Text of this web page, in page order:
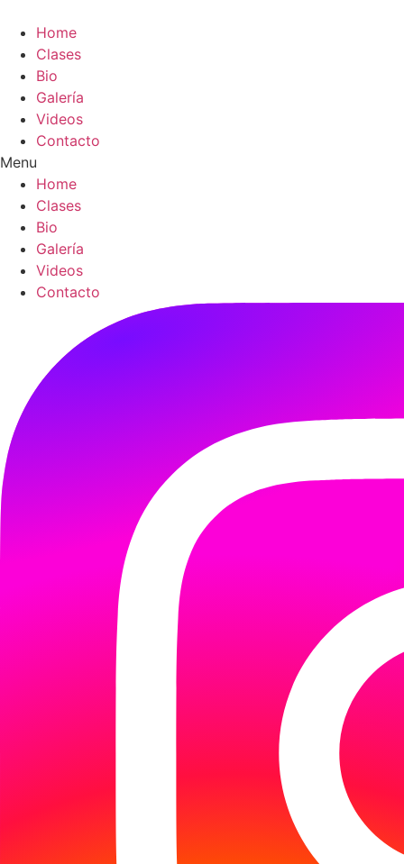
content
Home
Clases
Bio
Galería
Videos
Contacto
Menu
Home
Clases
Bio
Galería
Videos
Contacto